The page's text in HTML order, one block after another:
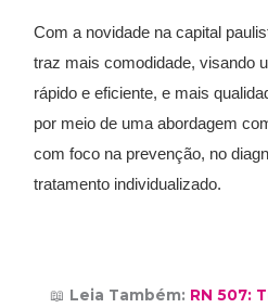
Com a novidade na capital
traz mais comodidade, visando
rápido e eficiente, e mais
por meio de uma abordagem
com foco na prevenção, no
tratamento individualizado.
📖 Leia Também: RN 507: